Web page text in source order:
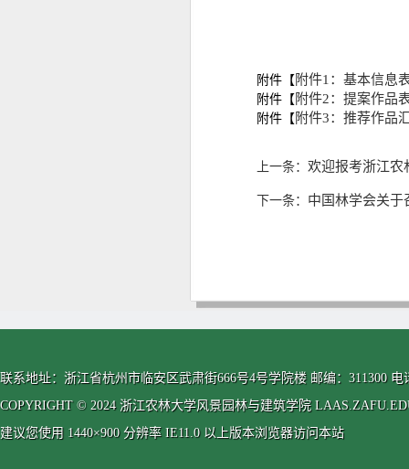
附件【 附件1：基本信息
附件【 附件2：提案作品
附件【 附件3：推荐作品
上一条： 欢迎报考浙江农
下一条： 中国林学会关于
联系地址：浙江省杭州市临安区武肃街666号4号学院楼 邮编：311300 电
COPYRIGHT © 2024 浙江农林大学风景园林与建筑学院
建议您使用 1440×900 分辨率 IE11.0 以上版本浏览器访问本站